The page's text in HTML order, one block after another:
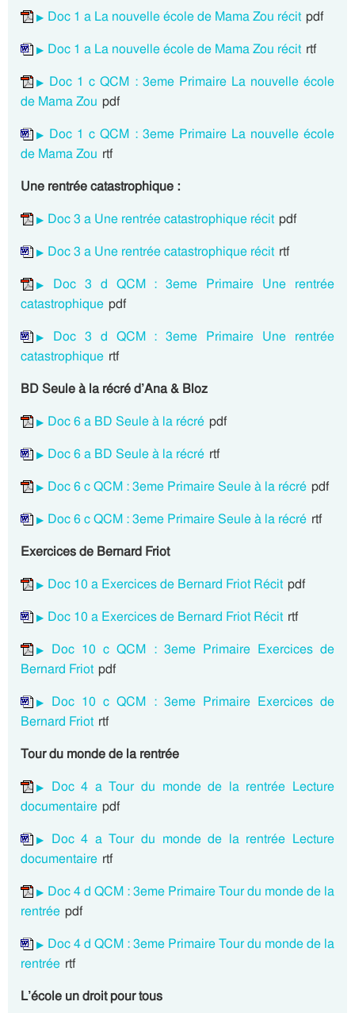
Doc 1 a La nouvelle école de Mama Zou récit pdf
Doc 1 a La nouvelle école de Mama Zou récit rtf
Doc 1 c QCM : 3eme Primaire La nouvelle école
de Mama Zou pdf
Doc 1 c QCM : 3eme Primaire La nouvelle école
de Mama Zou rtf
Une rentrée catastrophique :
Doc 3 a Une rentrée catastrophique récit pdf
Doc 3 a Une rentrée catastrophique récit rtf
Doc 3 d QCM : 3eme Primaire Une rentrée
catastrophique pdf
Doc 3 d QCM : 3eme Primaire Une rentrée
catastrophique rtf
BD Seule à la récré d’Ana & Bloz
Doc 6 a BD Seule à la récré pdf
Doc 6 a BD Seule à la récré rtf
Doc 6 c QCM : 3eme Primaire Seule à la récré pdf
Doc 6 c QCM : 3eme Primaire Seule à la récré rtf
Exercices de Bernard Friot
Doc 10 a Exercices de Bernard Friot Récit pdf
Doc 10 a Exercices de Bernard Friot Récit rtf
Doc 10 c QCM : 3eme Primaire Exercices de
Bernard Friot pdf
Doc 10 c QCM : 3eme Primaire Exercices de
Bernard Friot rtf
Tour du monde de la rentrée
Doc 4 a Tour du monde de la rentrée Lecture
documentaire pdf
Doc 4 a Tour du monde de la rentrée Lecture
documentaire rtf
Doc 4 d QCM : 3eme Primaire Tour du monde de la
rentrée pdf
Doc 4 d QCM : 3eme Primaire Tour du monde de la
rentrée rtf
L’école un droit pour tous